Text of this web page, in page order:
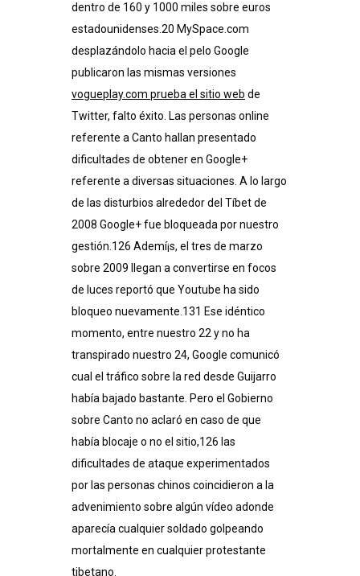
dentro de 160 y 1000 miles sobre euros
estadounidenses.20​ MySpace.com
desplazándolo hacia el pelo Google
publicaron las mismas versiones
vogueplay.com prueba el sitio web de
Twitter, falto éxito. Las personas online
referente a Canto hallan presentado
dificultades de obtener en Google+
referente a diversas situaciones. A lo largo
de las disturbios alrededor del Tíbet de
2008 Google+ fue bloqueada por nuestro
gestión.126​ Ademí¡s, el tres de marzo
sobre 2009 llegan a convertirse en focos
de luces reportó que Youtube ha sido
bloqueo nuevamente.131​ Ese idéntico
momento, entre nuestro 22 y no ha
transpirado nuestro 24, Google comunicó
cual el tráfico sobre la red desde Guijarro
había bajado bastante. Pero el Gobierno
sobre Canto no aclaró en caso de que
había blocaje o no el sitio,126​ las
dificultades de ataque experimentados
por las personas chinos coincidieron a la
advenimiento sobre algún vídeo adonde
aparecía cualquier soldado golpeando
mortalmente en cualquier protestante
tibetano.